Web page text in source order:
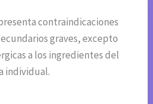
contraindicaciones
graves, excepto
a los ingredientes del
individual.